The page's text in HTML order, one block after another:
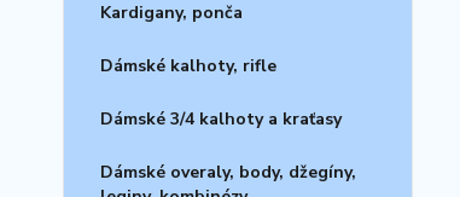
Kardigany, ponča
Dámské kalhoty, rifle
Dámské 3/4 kalhoty a kraťasy
Dámské overaly, body, džegíny,